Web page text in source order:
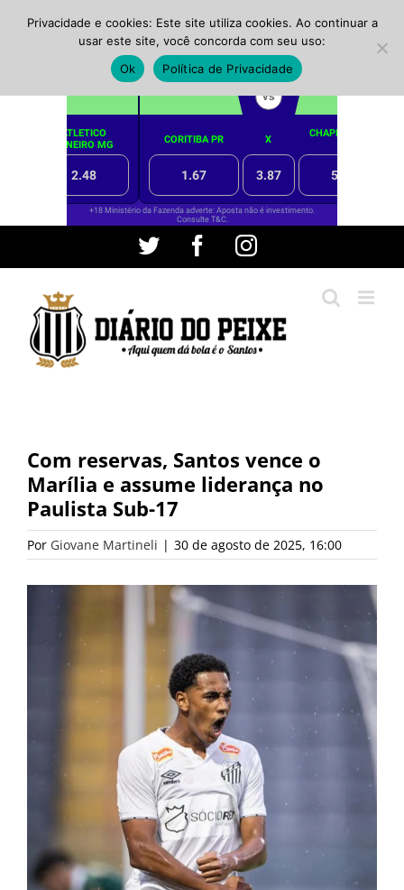
conteúdo
Twitter FacebookInstagram
Com reservas, Santos vence o
Marília e assume liderança no
Paulista Sub-17
Por Giovane Martineli | 30 de agosto de 2025, 16:00
Privacidade e cookies: Este site utiliza cookies. Ao continuar a
usar este site, você concorda com seu uso:
Ok
Política de Privacidade